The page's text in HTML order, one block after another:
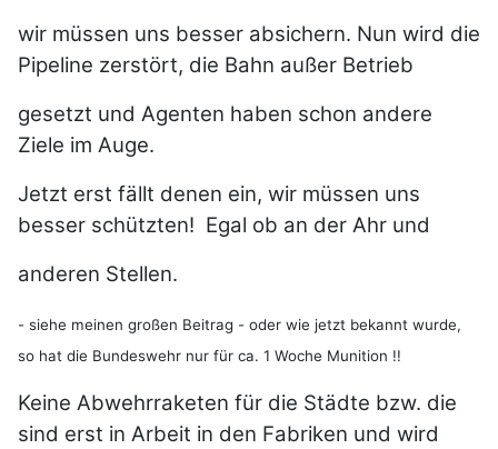
wir müssen uns besser absichern. Nun wird die
Pipeline zerstört, die Bahn außer Betrieb
gesetzt und Agenten haben schon andere
Ziele im Auge.
Jetzt erst fällt denen ein, wir müssen uns
besser schützten! Egal ob an der Ahr und
anderen Stellen.
- siehe meinen großen Beitrag - oder wie jetzt bekannt wurde,
so hat die Bundeswehr nur für ca. 1 Woche Munition !!
Keine Abwehrraketen für die Städte bzw. die
sind erst in Arbeit in den Fabriken und wird